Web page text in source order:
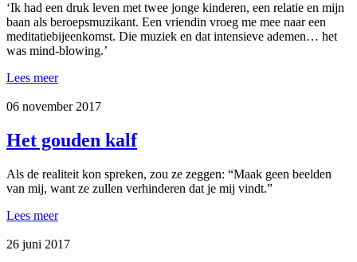
‘Ik had een druk leven met twee jonge kinderen, een relatie en mijn
baan als beroepsmuzikant. Een vriendin vroeg me mee naar een
meditatiebijeenkomst. Die muziek en dat intensieve ademen… het
was mind-blowing.’
Lees meer
06 november 2017
Het gouden kalf
Als de realiteit kon spreken, zou ze zeggen: “Maak geen beelden
van mij, want ze zullen verhinderen dat je mij vindt.”
Lees meer
26 juni 2017